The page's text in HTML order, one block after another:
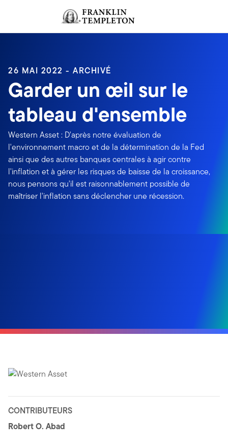
Header menu toggle
Ouverture de session
26 MAI 2022 - ARCHIVÉ
Garder un œil sur le
tableau d'ensemble
Western Asset : D'après notre évaluation de
l'environnement macro et de la détermination de la Fed
ainsi que des autres banques centrales à agir contre
l'inflation et à gérer les risques de baisse de la croissance,
nous pensons qu'il est raisonnablement possible de
maîtriser l'inflation sans déclencher une récession.
CONTRIBUTEURS
Robert O. Abad